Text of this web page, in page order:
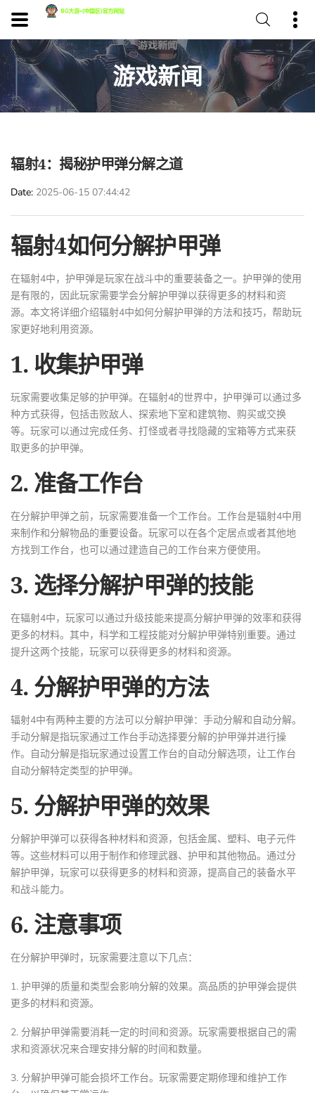
游戏新闻
辐射4：揭秘护甲弹分解之道
Date 2025-06-15 07:44:42
辐射4如何分解护甲弹
在辐射4中，护甲弹是玩家在战斗中的重要装备之一。护甲弹的使用
是有限的，因此玩家需要学会分解护甲弹以获得更多的材料和资
源。本文将详细介绍辐射4中如何分解护甲弹的方法和技巧，帮助玩
家更好地利用资源。
1. 收集护甲弹
玩家需要收集足够的护甲弹。在辐射4的世界中，护甲弹可以通过多
种方式获得，包括击败敌人、探索地下室和建筑物、购买或交换
等。玩家可以通过完成任务、打怪或者寻找隐藏的宝箱等方式来获
取更多的护甲弹。
2. 准备工作台
在分解护甲弹之前，玩家需要准备一个工作台。工作台是辐射4中用
来制作和分解物品的重要设备。玩家可以在各个定居点或者其他地
方找到工作台，也可以通过建造自己的工作台来方便使用。
3. 选择分解护甲弹的技能
在辐射4中，玩家可以通过升级技能来提高分解护甲弹的效率和获得
更多的材料。其中，科学和工程技能对分解护甲弹特别重要。通过
提升这两个技能，玩家可以获得更多的材料和资源。
4. 分解护甲弹的方法
辐射4中有两种主要的方法可以分解护甲弹：手动分解和自动分解。
手动分解是指玩家通过工作台手动选择要分解的护甲弹并进行操
作。自动分解是指玩家通过设置工作台的自动分解选项，让工作台
自动分解特定类型的护甲弹。
5. 分解护甲弹的效果
分解护甲弹可以获得各种材料和资源，包括金属、塑料、电子元件
等。这些材料可以用于制作和修理武器、护甲和其他物品。通过分
解护甲弹，玩家可以获得更多的材料和资源，提高自己的装备水平
和战斗能力。
6. 注意事项
在分解护甲弹时，玩家需要注意以下几点：
1. 护甲弹的质量和类型会影响分解的效果。高品质的护甲弹会提供
更多的材料和资源。
2. 分解护甲弹需要消耗一定的时间和资源。玩家需要根据自己的需
求和资源状况来合理安排分解的时间和数量。
3. 分解护甲弹可能会损坏工作台。玩家需要定期修理和维护工作